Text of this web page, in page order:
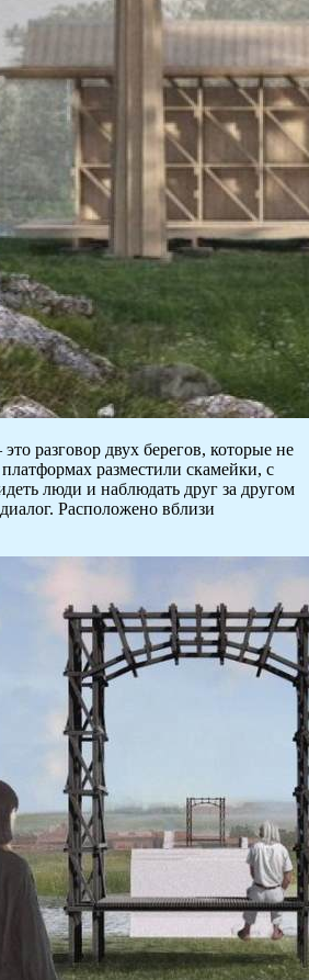
разговор двух берегов, которые не
разместили скамейки, с
люди и наблюдать друг за другом
Расположено вблизи